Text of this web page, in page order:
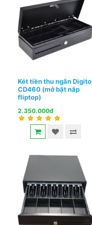
Két tiền thu ngân Digito
CD460 (mở bật nắp
fliptop)
2.350.000đ